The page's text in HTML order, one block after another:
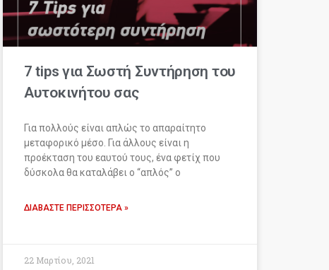
7 tips για Σωστή Συντήρηση του
Αυτοκινήτου σας
Για πολλούς είναι απλώς το απαραίτητο
μεταφορικό μέσο. Για άλλους είναι η
προέκταση του εαυτού τους, ένα φετίχ που
δύσκολα θα καταλάβει ο “απλός” ο
ΔΙΑΒΆΣΤΕ ΠΕΡΙΣΣΌΤΕΡΑ »
22 Μαρτίου, 2021